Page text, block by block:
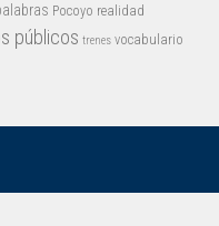
Pocoyo realidad
públicos trenes vocabulario